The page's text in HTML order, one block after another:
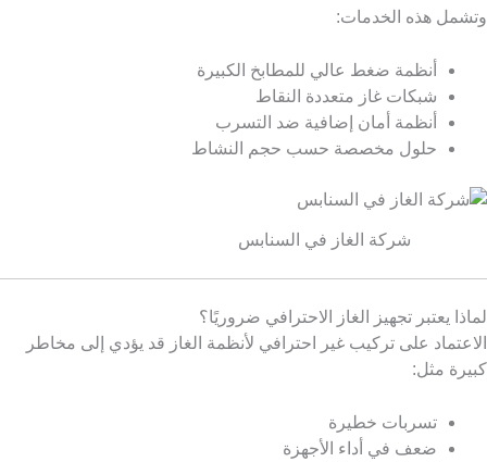
وتشمل هذه الخدمات:
أنظمة ضغط عالي للمطابخ الكبيرة
شبكات غاز متعددة النقاط
أنظمة أمان إضافية ضد التسرب
حلول مخصصة حسب حجم النشاط
شركة الغاز في السنابس
لماذا يعتبر تجهيز الغاز الاحترافي ضروريًا؟
الاعتماد على تركيب غير احترافي لأنظمة الغاز قد يؤدي إلى مخاطر
كبيرة مثل:
تسربات خطيرة
ضعف في أداء الأجهزة